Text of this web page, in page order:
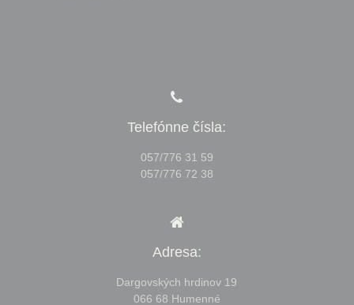
Telefónne čísla:
057/776 31 59
057/776 72 38
Adresa:
Dargovských hrdinov 19
066 68 Humenné